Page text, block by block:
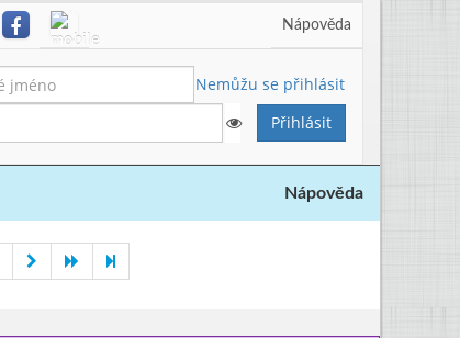
Nápověda
Nemůžu se přihlásit
Nápověda